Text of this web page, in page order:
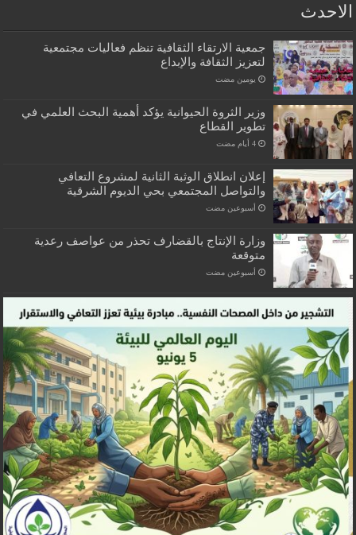
الاحدث
جمعية الارتقاء الثقافية تنظم فعاليات مجتمعية
لتعزيز الثقافة والإبداع
‏يومين مضت
وزير الثروة الحيوانية يؤكد أهمية البحث العلمي في
تطوير القطاع
إعلان انطلاق الوثبة الثانية لمشروع التعافي
والتواصل المجتمعي بحي الديوم الشرقية
‏أسبوعين مضت
وزارة الإنتاج بالقضارف تحذر من عواصف رعدية
متوقعة
‏أسبوعين مضت